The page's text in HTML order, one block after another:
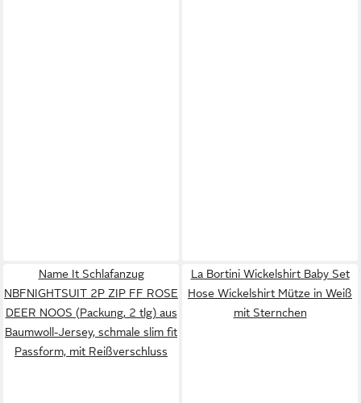
Name It Schlafanzug
NBFNIGHTSUIT 2P ZIP FF ROSE
DEER NOOS (Packung, 2 tlg) aus
Baumwoll-Jersey, schmale slim fit
Passform, mit Reißverschluss
La Bortini Wickelshirt Baby Set
Hose Wickelshirt Mütze in Weiß
mit Sternchen